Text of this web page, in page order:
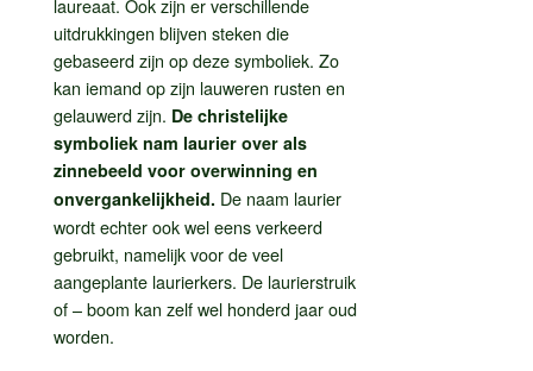
laureaat. Ook zijn er verschillende
uitdrukkingen blijven steken die
gebaseerd zijn op deze symboliek. Zo
kan iemand op zijn lauweren rusten en
gelauwerd zijn. De christelijke
symboliek nam laurier over als
zinnebeeld voor overwinning en
onvergankelijkheid. De naam laurier
wordt echter ook wel eens verkeerd
gebruikt, namelijk voor de veel
aangeplante laurierkers. De laurierstruik
of – boom kan zelf wel honderd jaar oud
worden.